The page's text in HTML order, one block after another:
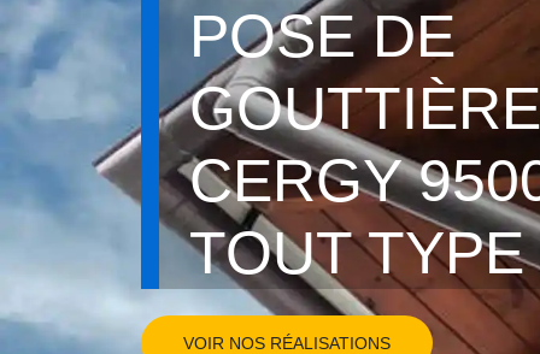
POSE DE
GOUTTIÈRE
CERGY
TOUT TYPE
VOIR NOS RÉALISATIONS